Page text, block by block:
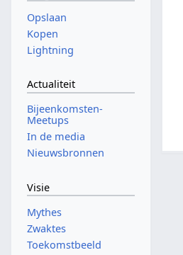
Opslaan
Kopen
Lightning
Actualiteit
Bijeenkomsten-
Meetups
In de media
Nieuwsbronnen
Visie
Mythes
Zwaktes
Toekomstbeeld